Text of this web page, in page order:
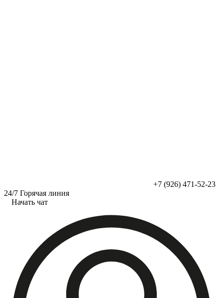
+7 (926) 471-52-23
24/7 Горячая линия
Начать чат